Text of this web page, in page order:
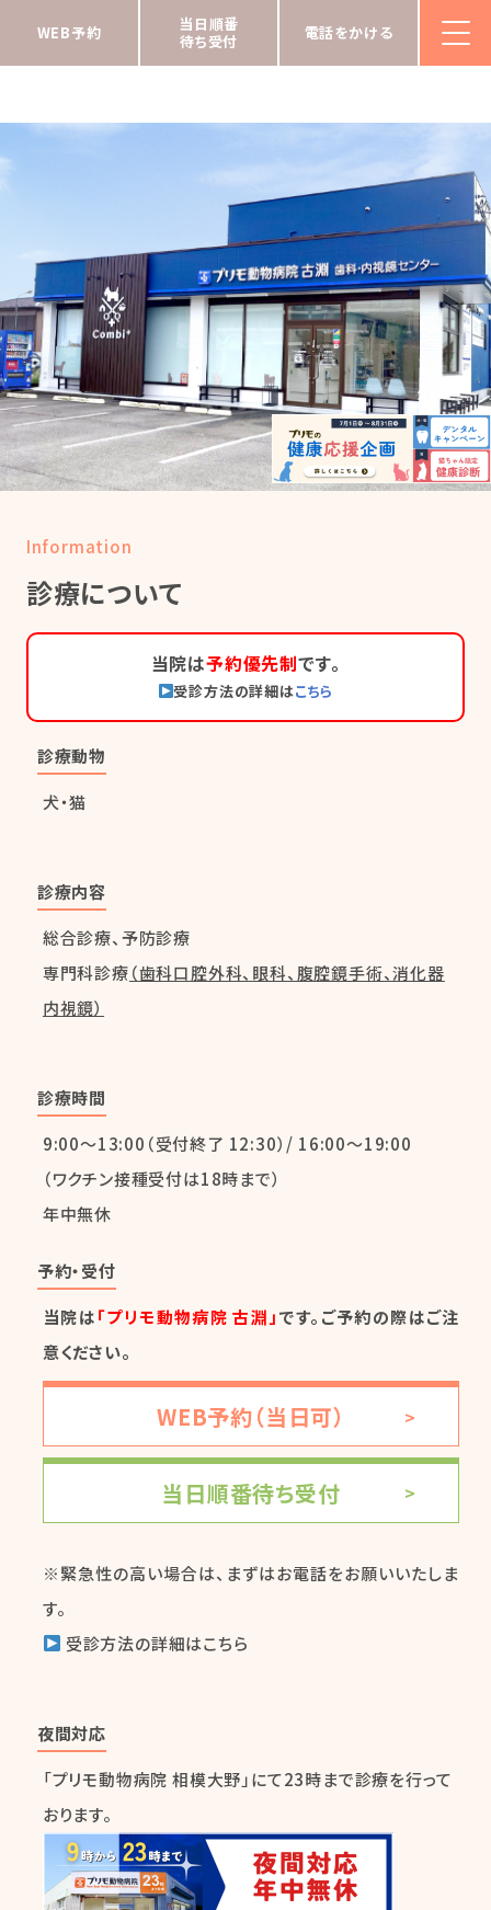
こちらは古淵駅近くの
プリモ動物病院です
WEB予約
当日順番
待ち受付
電話をかける
“健康”と“美しさ”
どちらも叶える
特別なトリミングサロン
Information
診療について
当院は予約優先制です。
受診方法の詳細はこちら
診療動物
犬・猫
診療内容
総合診療、予防診療
専門科診療（歯科口腔外科、眼科、腹腔鏡手術、消化器
内視鏡）
診療時間
9:00～13:00（受付終了 12:30）/ 16:00～19:00
（ワクチン接種受付は18時まで）
年中無休
予約・受付
当院は「プリモ動物病院 古淵」です。ご予約の際はご注
意ください。
WEB予約（当日可）
当日順番待ち受付
※緊急性の高い場合は、まずはお電話をお願いいたしま
す。
受診方法の詳細はこちら
夜間対応
「プリモ動物病院 相模大野」にて23時まで診療を行って
おります。